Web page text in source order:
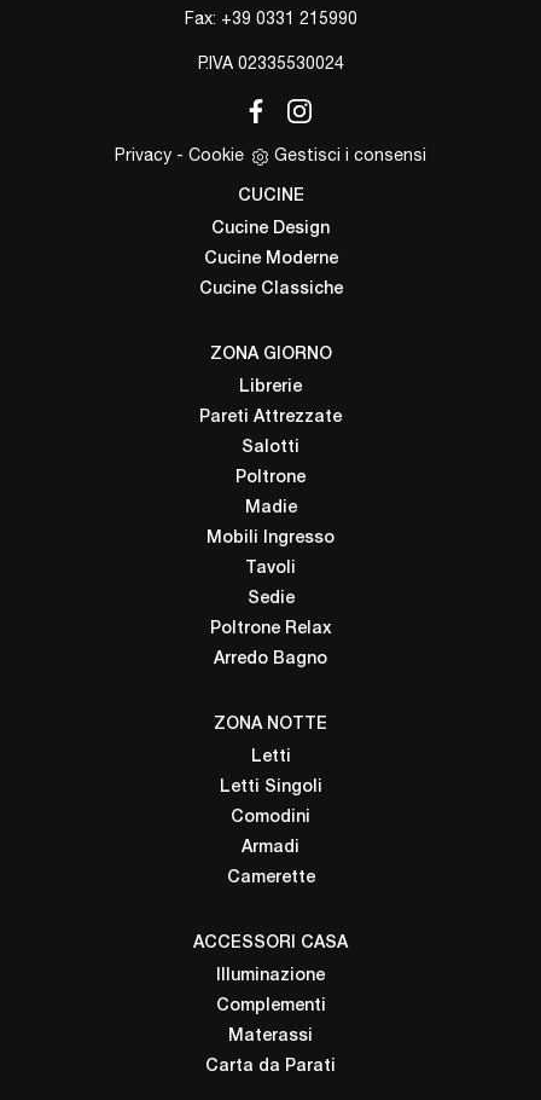
Fax: +39 0331 215990
P.IVA 02335530024
Privacy - Cookie Gestisci i consensi
CUCINE
Cucine Design
Cucine Moderne
Cucine Classiche
ZONA GIORNO
Librerie
Pareti Attrezzate
Salotti
Poltrone
Madie
Mobili Ingresso
Tavoli
Sedie
Poltrone Relax
Arredo Bagno
ZONA NOTTE
Letti
Letti Singoli
Comodini
Armadi
Camerette
ACCESSORI CASA
Illuminazione
Complementi
Materassi
Carta da Parati